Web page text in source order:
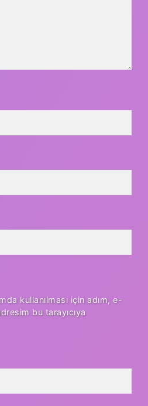
kullanılması için adım, e-
bu tarayıcıya